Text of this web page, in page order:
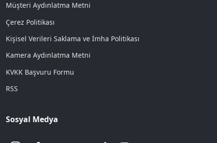
Müşteri Aydınlatma Metni
Çerez Politikası
Kişisel Verileri Saklama ve İmha Politikası
Kamera Aydınlatma Metni
KVKK Başvuru Formu
RSS
Sosyal Medya